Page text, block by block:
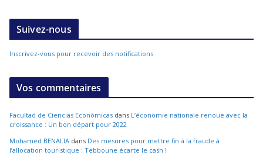
Suivez-nous
Inscrivez-vous pour recevoir des notifications
Vos commentaires
Facultad de Ciencias Económicas dans L’économie nationale renoue avec la
croissance : Un bon départ pour 2022
Mohamed BENALIA dans Des mesures pour mettre fin à la fraude à
l’allocation touristique : Tebboune écarte le cash !